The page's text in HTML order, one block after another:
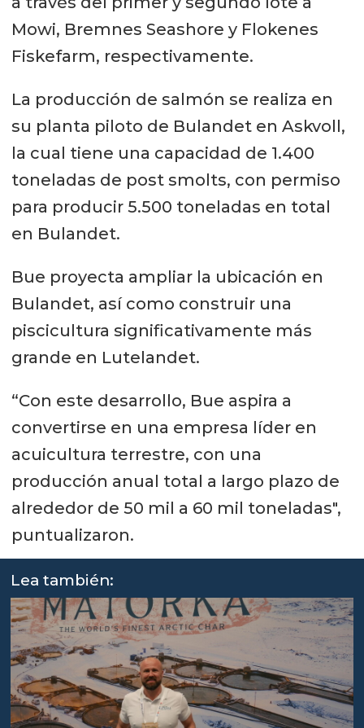
Mowi, Bremnes Seashore y Flokenes
Fiskefarm, respectivamente.
La producción de salmón se realiza en
su planta piloto de Bulandet en Askvoll,
la cual tiene una capacidad de 1.400
toneladas de post smolts, con permiso
para producir 5.500 toneladas en total
en Bulandet.
Bue proyecta ampliar la ubicación en
Bulandet, así como construir una
piscicultura significativamente más
grande en Lutelandet.
“Con este desarrollo, Bue aspira a
convertirse en una empresa líder en
acuicultura terrestre, con una
producción anual total a largo plazo de
alrededor de 50 mil a 60 mil toneladas",
puntualizaron.
Lea también: